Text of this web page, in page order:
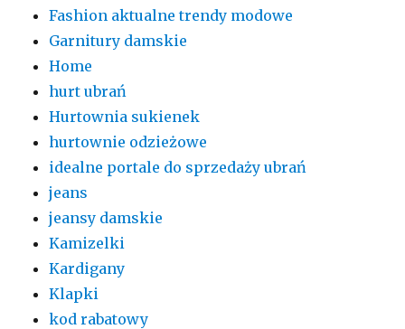
Fashion aktualne trendy modowe
Garnitury damskie
Home
hurt ubrań
Hurtownia sukienek
hurtownie odzieżowe
idealne portale do sprzedaży ubrań
jeans
jeansy damskie
Kamizelki
Kardigany
Klapki
kod rabatowy